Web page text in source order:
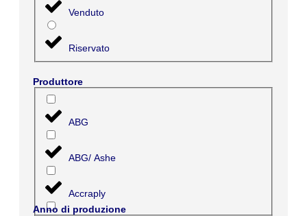
Venduto
Riservato
Produttore
ABG
ABG/ Ashe
Accraply
Anno di produzione